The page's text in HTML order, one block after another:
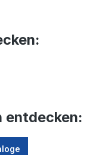
entdecken: